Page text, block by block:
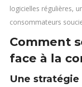
logicielles régulières,
consommateurs
Comment
face à la
Une